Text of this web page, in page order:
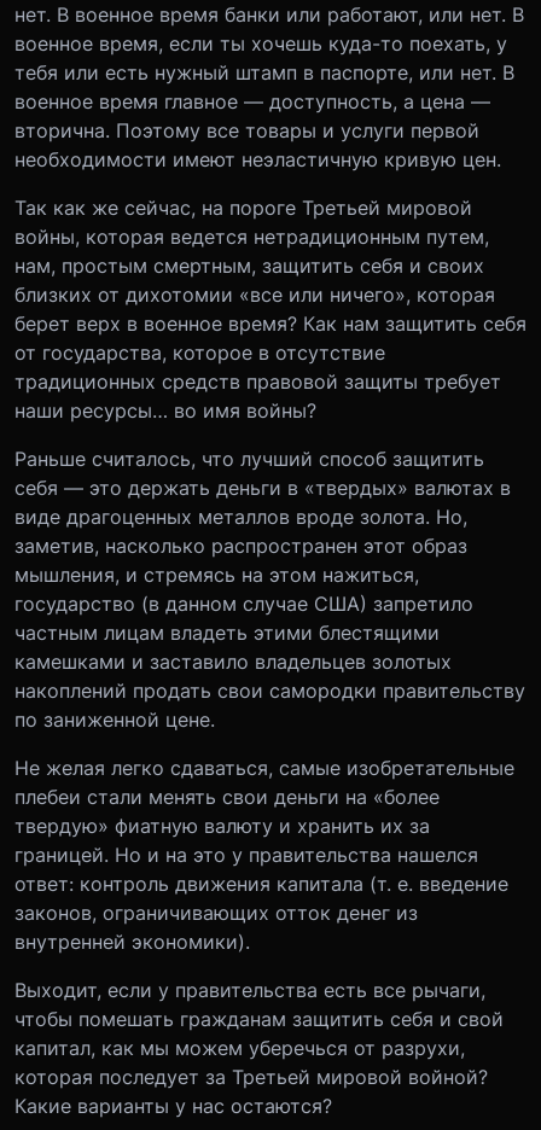
нет. В военное время банки или работают, или нет. В
военное время, если ты хочешь куда-то поехать, у
тебя или есть нужный штамп в паспорте, или нет. В
военное время главное — доступность, а цена —
вторична. Поэтому все товары и услуги первой
необходимости имеют неэластичную кривую цен.
Так как же сейчас, на пороге Третьей мировой
войны, которая ведется нетрадиционным путем,
нам, простым смертным, защитить себя и своих
близких от дихотомии «все или ничего», которая
берет верх в военное время? Как нам защитить себя
от государства, которое в отсутствие
традиционных средств правовой защиты требует
наши ресурсы… во имя войны?
Раньше считалось, что лучший способ защитить
себя — это держать деньги в «твердых» валютах в
виде драгоценных металлов вроде золота. Но,
заметив, насколько распространен этот образ
мышления, и стремясь на этом нажиться,
государство (в данном случае США) запретило
частным лицам владеть этими блестящими
камешками и заставило владельцев золотых
накоплений продать свои самородки правительству
по заниженной цене.
Не желая легко сдаваться, самые изобретательные
плебеи стали менять свои деньги на «более
твердую» фиатную валюту и хранить их за
границей. Но и на это у правительства нашелся
ответ: контроль движения капитала (т. е. введение
законов, ограничивающих отток денег из
внутренней экономики).
Выходит, если у правительства есть все рычаги,
чтобы помешать гражданам защитить себя и свой
капитал, как мы можем уберечься от разрухи,
которая последует за Третьей мировой войной?
Какие варианты у нас остаются?